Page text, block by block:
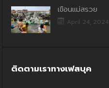
เขื่อนแม่สรวย
April 24, 2024
ติดตามเราทางเฟสบุค